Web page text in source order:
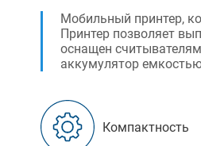
Мобильный принтер,
Принтер позволяет
оснащен
аккумулятор
Компактность